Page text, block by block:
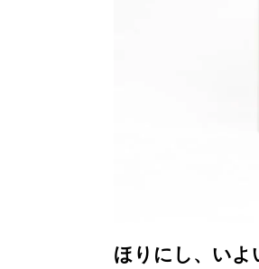
ほりにし、い